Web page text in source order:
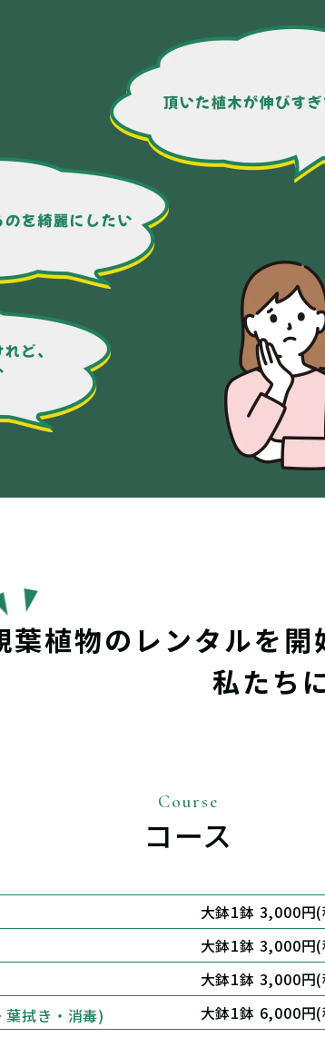
葉植物のレンタルを開
私たち
コース
大鉢1鉢 3,000円
大鉢1鉢 3,000円
大鉢1鉢 3,000円
葉拭き・消毒)
大鉢1鉢 6,000円